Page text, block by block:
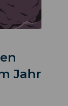
Jahr